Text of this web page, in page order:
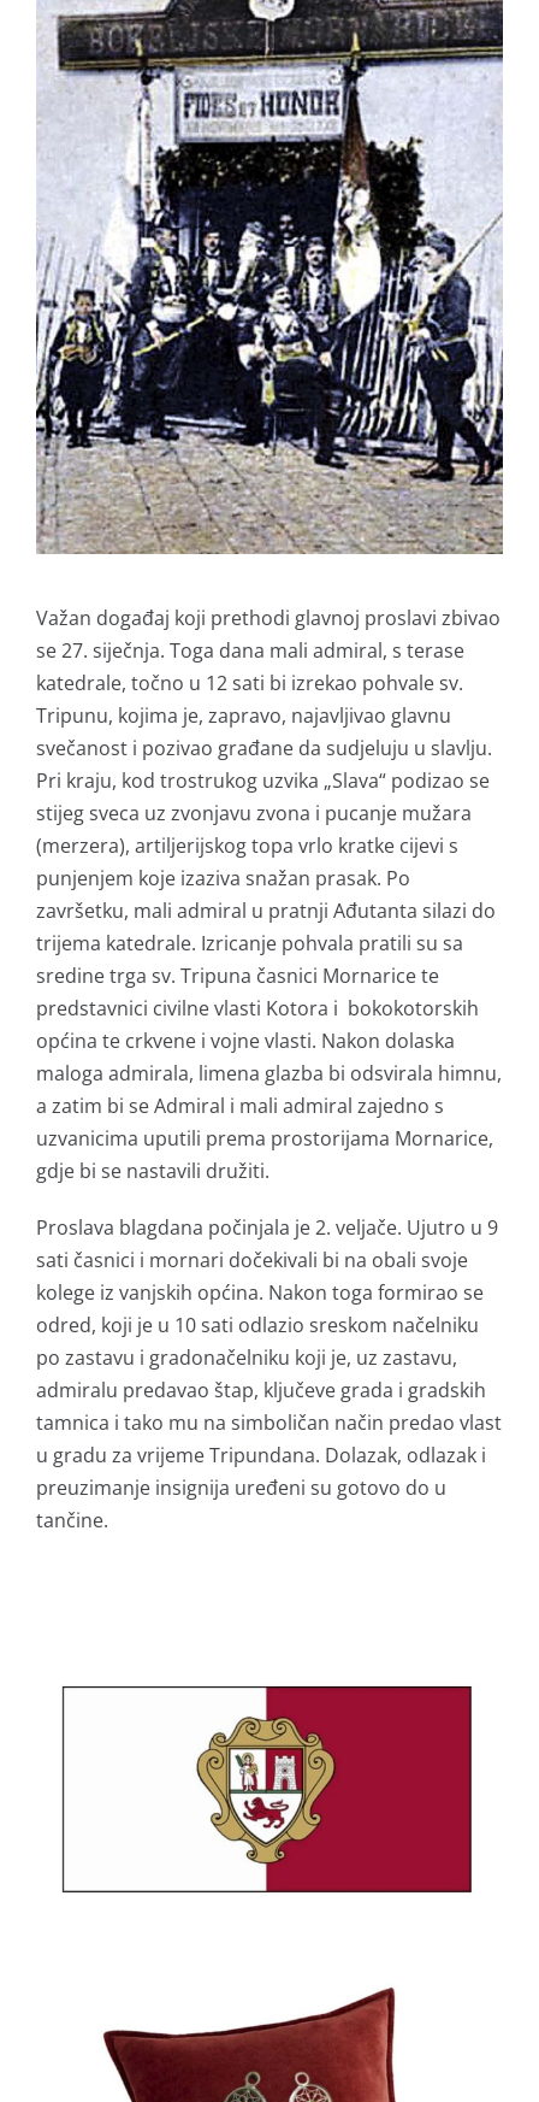
Važan događaj koji prethodi glavnoj proslavi zbivao
se 27. siječnja. Toga dana mali admiral, s terase
katedrale, točno u 12 sati bi izrekao pohvale sv.
Tripunu, kojima je, zapravo, najavljivao glavnu
svečanost i pozivao građane da sudjeluju u slavlju.
Pri kraju, kod trostrukog uzvika „Slava“ podizao se
stijeg sveca uz zvonjavu zvona i pucanje mužara
(merzera), artiljerijskog topa vrlo kratke cijevi s
punjenjem koje izaziva snažan prasak. Po
završetku, mali admiral u pratnji Ađutanta silazi do
trijema katedrale. Izricanje pohvala pratili su sa
sredine trga sv. Tripuna časnici Mornarice te
predstavnici civilne vlasti Kotora i bokokotorskih
općina te crkvene i vojne vlasti. Nakon dolaska
maloga admirala, limena glazba bi odsvirala himnu,
a zatim bi se Admiral i mali admiral zajedno s
uzvanicima uputili prema prostorijama Mornarice,
gdje bi se nastavili družiti.
Proslava blagdana počinjala je 2. veljače. Ujutro u 9
sati časnici i mornari dočekivali bi na obali svoje
kolege iz vanjskih općina. Nakon toga formirao se
odred, koji je u 10 sati odlazio sreskom načelniku
po zastavu i gradonačelniku koji je, uz zastavu,
admiralu predavao štap, ključeve grada i gradskih
tamnica i tako mu na simboličan način predao vlast
u gradu za vrijeme Tripundana. Dolazak, odlazak i
preuzimanje insignija uređeni su gotovo do u
tančine.